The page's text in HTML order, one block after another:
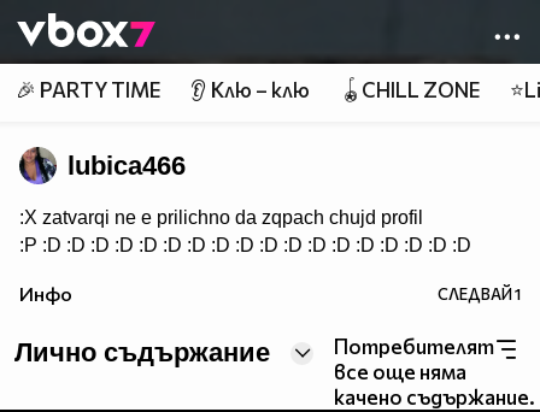
👾
🎉 PARTY TIME 👂 Клю – клю 🪀CHILL ZONE
lubica466
:X zatvarqi ne e prilichno da zqpach chujd profil
:P :D :D :D :D :D :D :D :D :D :D :D :D :D :D :D :D :D :D
Инфо СЛЕДВАЙ1
Лично съдържание
Потребителят
все още няма
качено съдържание.